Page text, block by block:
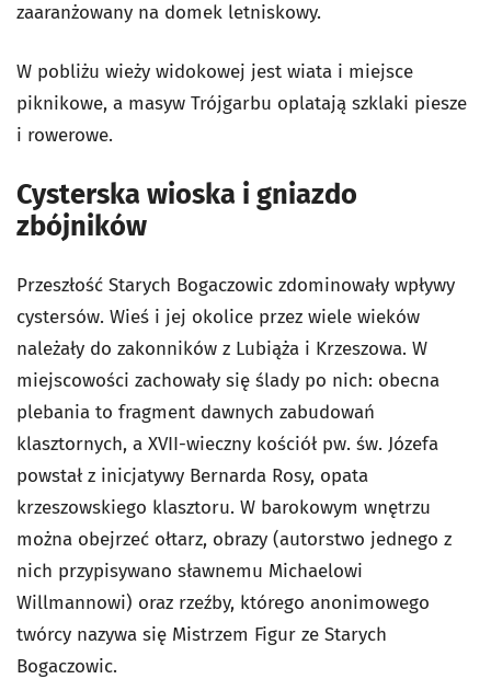
zaaranżowany na domek letniskowy.
W pobliżu wieży widokowej jest wiata i miejsce
piknikowe, a masyw Trójgarbu oplatają szklaki piesze
i rowerowe.
Cysterska wioska i gniazdo
zbójników
Przeszłość Starych Bogaczowic zdominowały wpływy
cystersów. Wieś i jej okolice przez wiele wieków
należały do zakonników z Lubiąża i Krzeszowa. W
miejscowości zachowały się ślady po nich: obecna
plebania to fragment dawnych zabudowań
klasztornych, a XVII-wieczny kościół pw. św. Józefa
powstał z inicjatywy Bernarda Rosy, opata
krzeszowskiego klasztoru. W barokowym wnętrzu
można obejrzeć ołtarz, obrazy (autorstwo jednego z
nich przypisywano sławnemu Michaelowi
Willmannowi) oraz rzeźby, którego anonimowego
twórcy nazywa się Mistrzem Figur ze Starych
Bogaczowic.